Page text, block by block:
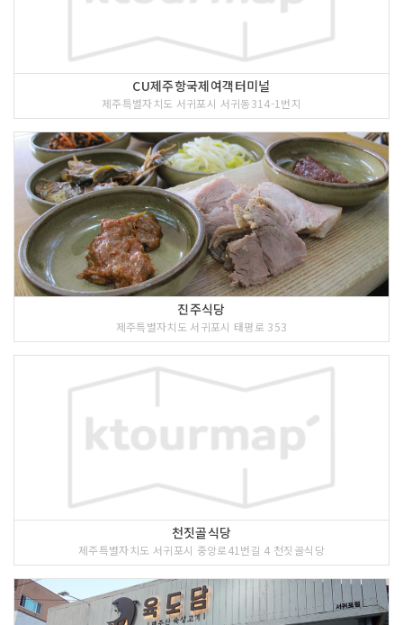
CU제주항국제여객터미널
제주특별자치도 서귀포시 서귀동314-1번지
진주식당
제주특별자치도 서귀포시 태평로 353
천짓골식당
제주특별자치도 서귀포시 중앙로41번길 4 천짓골식당